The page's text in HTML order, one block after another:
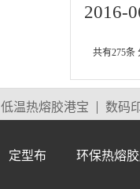
2016-
共有275条
低温热熔胶港宝 数码
定型布 环保热熔